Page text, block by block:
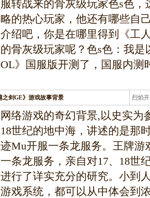
转战来的骨灰级玩家色s色
的热心玩家，他还有哪些自
绍吧，你是在哪里得到《工
骨灰级玩家呢？色s色：我
》国服版开测了，国服内
之剑GE》游戏故事背景 烈焰
龙
络游戏的奇幻背景,以史实为
世纪的地中海，讲述的是那
Mu开服一条龙服务。王牌
条龙服务，亲自对17、18世
行了详实充分的研究。小到
戏系统，都可以从中体会到